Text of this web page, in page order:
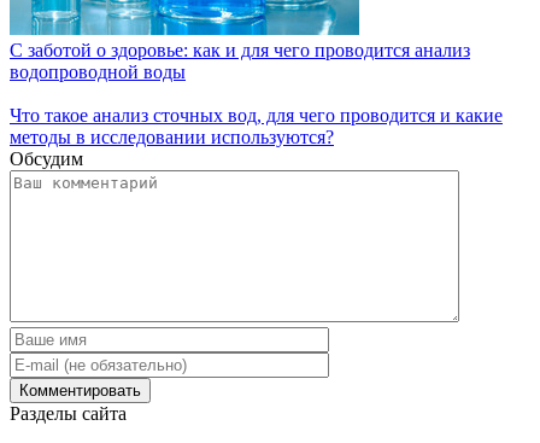
С заботой о здоровье: как и для чего проводится анализ
водопроводной воды
Что такое анализ сточных вод, для чего проводится и какие
методы в исследовании используются?
Обсудим
Разделы сайта